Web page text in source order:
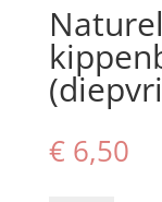
€6,50